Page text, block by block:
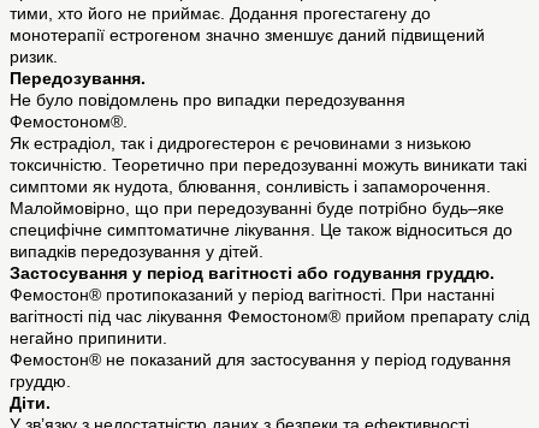
тими, хто його не приймає. Додання прогестагену до
монотерапії естрогеном значно зменшує даний підвищений
ризик.
Передозування.
Не було повідомлень про випадки передозування
Фемостоном®.
Як естрадіол, так і дидрогестерон є речовинами з низькою
токсичністю. Теоретично при передозуванні можуть виникати такі
симптоми як нудота, блювання, сонливість і запаморочення.
Малоймовірно, що при передозуванні буде потрібно будь–яке
специфічне симптоматичне лікування. Це також відноситься до
випадків передозування у дітей.
Застосування у період вагітності або годування груддю.
Фемостон® протипоказаний у період вагітності. При настанні
вагітності під час лікування Фемостоном® прийом препарату слід
негайно припинити.
Фемостон® не показаний для застосування у період годування
груддю.
Діти.